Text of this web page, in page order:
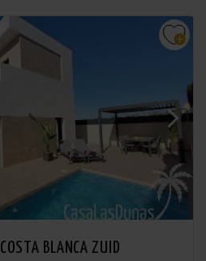
COSTA BLANCA ZUID